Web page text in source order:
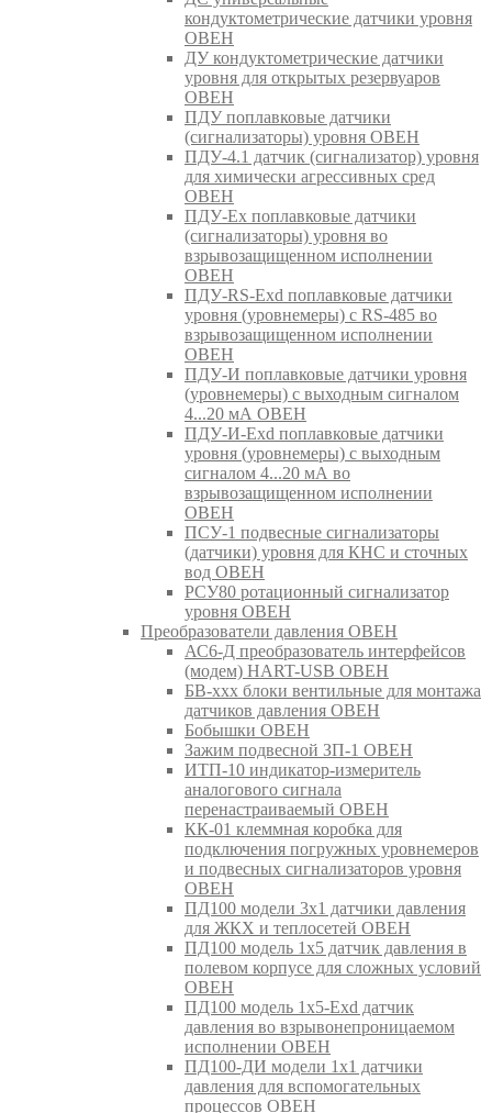
кондуктометрические датчики уровня
ОВЕН
ДУ кондуктометрические датчики
уровня для открытых резервуаров
ОВЕН
ПДУ поплавковые датчики
(сигнализаторы) уровня ОВЕН
ПДУ-4.1 датчик (сигнализатор) уровня
для химически агрессивных сред
ОВЕН
ПДУ-Ex поплавковые датчики
(сигнализаторы) уровня во
взрывозащищенном исполнении
ОВЕН
ПДУ-RS-Exd поплавковые датчики
уровня (уровнемеры) с RS-485 во
взрывозащищенном исполнении
ОВЕН
ПДУ-И поплавковые датчики уровня
(уровнемеры) с выходным сигналом
4...20 мА ОВЕН
ПДУ-И-Exd поплавковые датчики
уровня (уровнемеры) с выходным
сигналом 4...20 мА во
взрывозащищенном исполнении
ОВЕН
ПСУ-1 подвесные сигнализаторы
(датчики) уровня для КНС и сточных
вод ОВЕН
РСУ80 ротационный сигнализатор
уровня ОВЕН
Преобразователи давления ОВЕН
АС6-Д преобразователь интерфейсов
(модем) HART-USB ОВЕН
БВ-ххх блоки вентильные для монтажа
датчиков давления ОВЕН
Бобышки ОВЕН
Зажим подвесной ЗП-1 ОВЕН
ИТП-10 индикатор-измеритель
аналогового сигнала
перенастраиваемый ОВЕН
КК-01 клеммная коробка для
подключения погружных уровнемеров
и подвесных сигнализаторов уровня
ОВЕН
ПД100 модели 3х1 датчики давления
для ЖКХ и теплосетей ОВЕН
ПД100 модель 1х5 датчик давления в
полевом корпусе для сложных условий
ОВЕН
ПД100 модель 1х5-Exd датчик
давления во взрывонепроницаемом
исполнении ОВЕН
ПД100-ДИ модели 1х1 датчики
давления для вспомогательных
процессов ОВЕН